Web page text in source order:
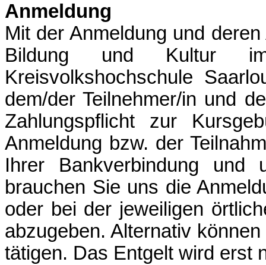
Anmeldung
Mit der Anmeldung und
Bildung und Kultur
Kreisvolkshochschule
dem/der Teilnehmer/in und
Zahlungspflicht zur
Anmeldung bzw. der
Ihrer Bankverbindung und
brauchen Sie uns die
oder bei der jeweiligen
abzugeben. Alternativ
tätigen. Das Entgelt wird erst